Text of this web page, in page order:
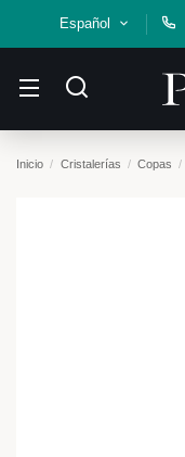
Español
Inicio Cristalerías Copas